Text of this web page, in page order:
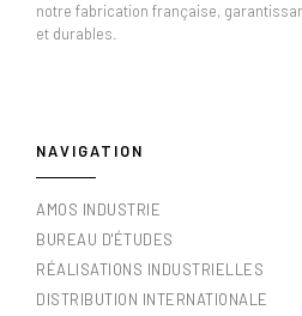
notre fabrication française,
et durables.
NAVIGATION
AMOS INDUSTRIE
BUREAU D'ÉTUDES
RÉALISATIONS INDUSTRIELLES
DISTRIBUTION INTERNATIONALE